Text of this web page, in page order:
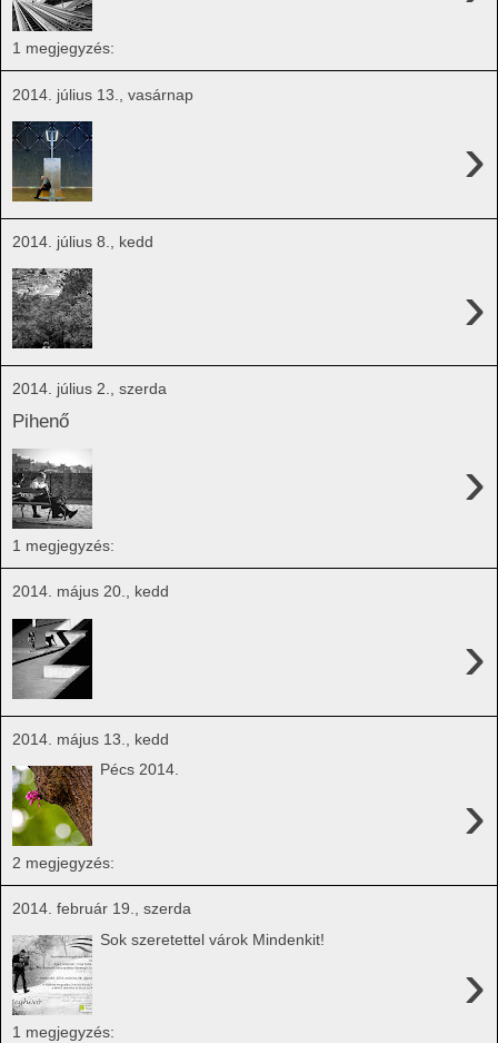
1 megjegyzés:
2014. július 13., vasárnap
›
2014. július 8., kedd
›
2014. július 2., szerda
Pihenő
›
1 megjegyzés:
2014. május 20., kedd
›
2014. május 13., kedd
›
Pécs 2014.
2 megjegyzés:
2014. február 19., szerda
›
Sok szeretettel várok Mindenkit!
1 megjegyzés: